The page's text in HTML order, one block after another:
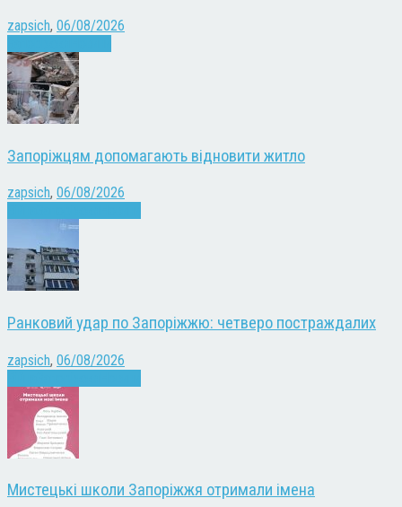
zapsich, 06/08/2026
Запоріжцям допомагають відновити житло
zapsich, 06/08/2026
Ранковий удар по Запоріжжю: четверо постраждалих
zapsich, 06/08/2026
Мистецькі школи Запоріжжя отримали імена